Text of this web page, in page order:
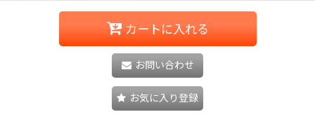
カートに入れる
お問い合わせ
お気に入り登録